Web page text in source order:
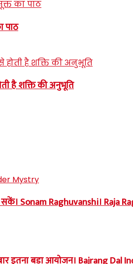
पाठ
है शक्ति की अनुभूति
Sonam Raghuvanshi। Raja
इतना बड़ा आयोजन। Bajrang Dal